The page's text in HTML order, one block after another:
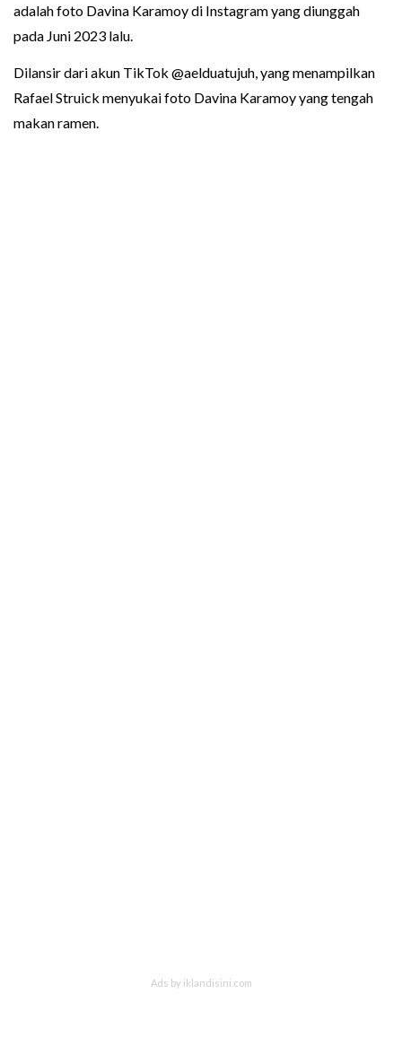
adalah foto Davina Karamoy di Instagram yang diunggah
pada Juni 2023 lalu.
Dilansir dari akun TikTok @aelduatujuh, yang menampilkan
Rafael Struick menyukai foto Davina Karamoy yang tengah
makan ramen.